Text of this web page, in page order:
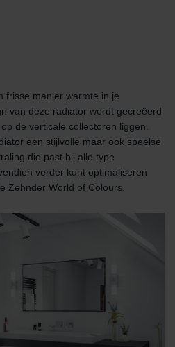
frisse manier warmte in je
van deze radiator wordt gecreëerd
de verticale collectoren liggen.
een stijlvolle maar ook speelse
die past bij alle type
verder kunt optimaliseren
Zehnder World of Colours.